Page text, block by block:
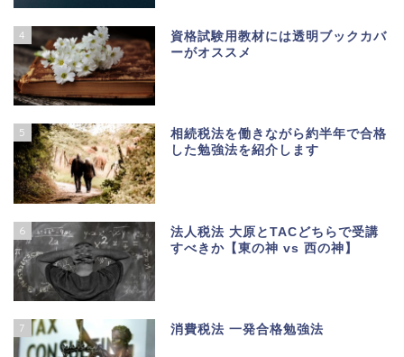
4
資格試験用教材には透明ブックカバ
ーがオススメ
5
相続税法を働きながら約半年で合格
した勉強法を紹介します
6
法人税法 大原とTACどちらで受講
すべきか【東の神 vs 西の神】
7 消費税法 一発合格勉強法